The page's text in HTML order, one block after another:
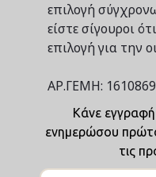
επιλογή
είστε σίγουροι
επιλογή για την
ΑΡ.ΓΕΜΗ:
Κάνε
ενημερώσου
τις